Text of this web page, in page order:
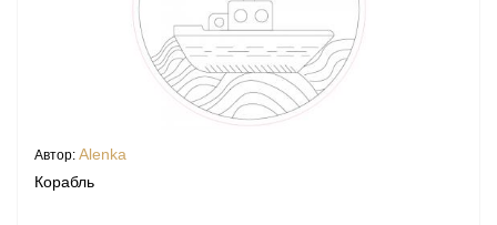
Автор: Alenka
Корабль